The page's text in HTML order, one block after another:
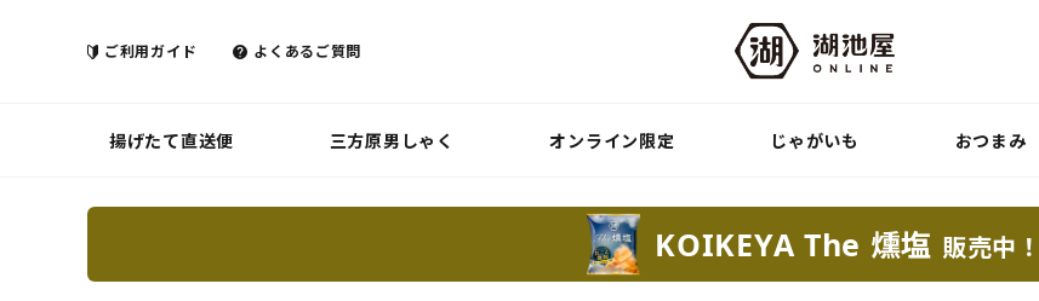
ご利用ガイド よくあるご質問
揚げたて直送便 三方原男しゃく オンライン限定 じゃがいも おつまみ
KOIKEYA The 燻塩 販売中！